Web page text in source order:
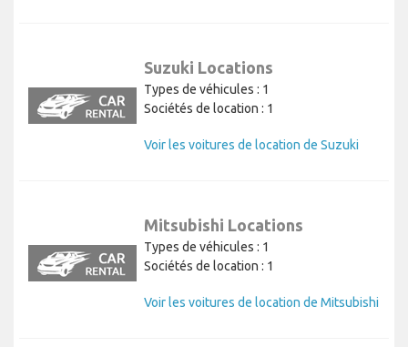
Suzuki Locations
Types de véhicules : 1
Sociétés de location : 1
Voir les voitures de location de Suzuki
Mitsubishi Locations
Types de véhicules : 1
Sociétés de location : 1
Voir les voitures de location de Mitsubishi